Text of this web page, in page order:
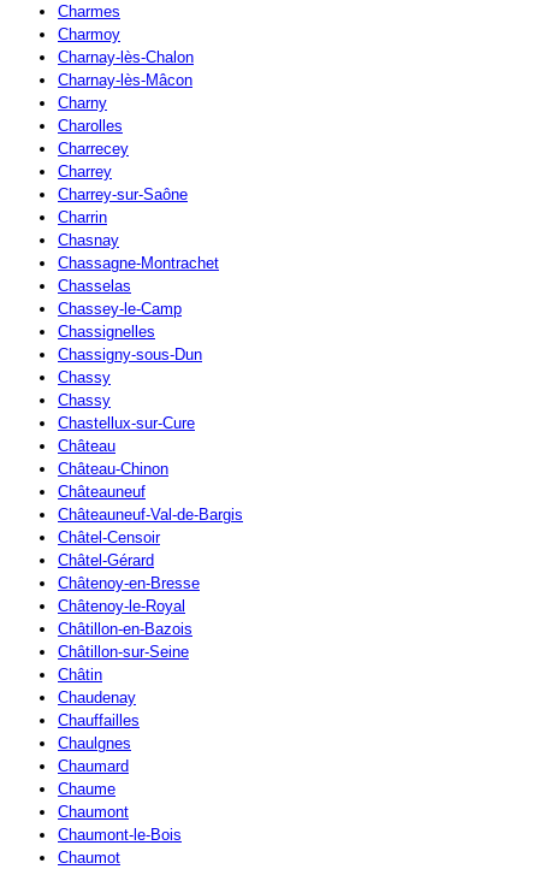
Charmes
Charmoy
Charnay-lès-Chalon
Charnay-lès-Mâcon
Charny
Charolles
Charrecey
Charrey
Charrey-sur-Saône
Charrin
Chasnay
Chassagne-Montrachet
Chasselas
Chassey-le-Camp
Chassignelles
Chassigny-sous-Dun
Chassy
Chassy
Chastellux-sur-Cure
Château
Château-Chinon
Châteauneuf
Châteauneuf-Val-de-Bargis
Châtel-Censoir
Châtel-Gérard
Châtenoy-en-Bresse
Châtenoy-le-Royal
Châtillon-en-Bazois
Châtillon-sur-Seine
Châtin
Chaudenay
Chauffailles
Chaulgnes
Chaumard
Chaume
Chaumont
Chaumont-le-Bois
Chaumot